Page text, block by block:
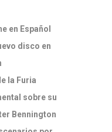
en Español
disco en
la Furia
sobre su
Bennington